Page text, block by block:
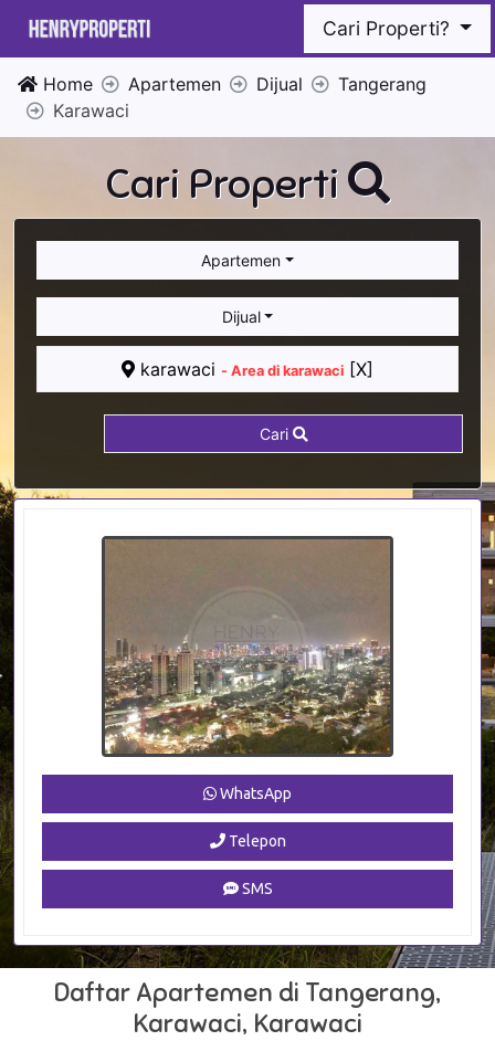
Cari Properti?
Home Apartemen Dijual
Tangerang
Karawaci
Cari Properti
Apartemen
Dijual
karawaci - Area di karawaci [X]
Cari
WhatsApp
Telepon
SMS
Daftar Apartemen di Tangerang,
Karawaci, Karawaci